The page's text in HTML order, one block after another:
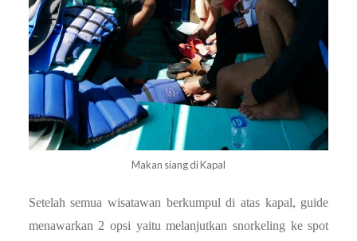
Makan siang di Kapal
Setelah semua wisatawan berkumpul di atas kapal, guide
menawarkan 2 opsi yaitu melanjutkan snorkeling ke spot